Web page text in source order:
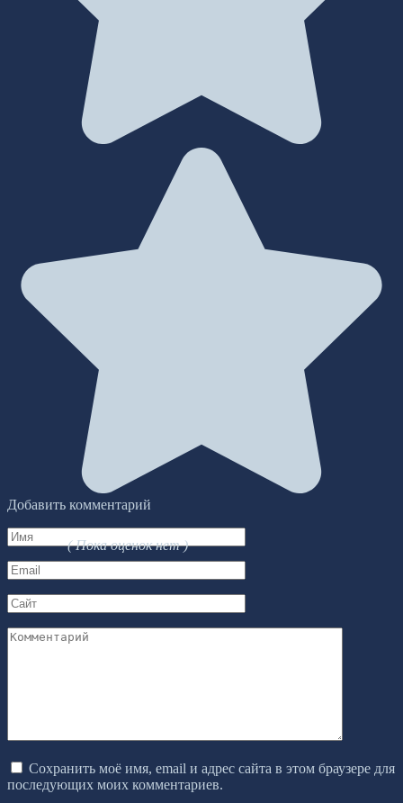
( Пока оценок нет )
Добавить комментарий
Имя
*
Email
*
Сайт
Комментарий
Сохранить моё имя, email и адрес сайта в этом браузере для
последующих моих комментариев.